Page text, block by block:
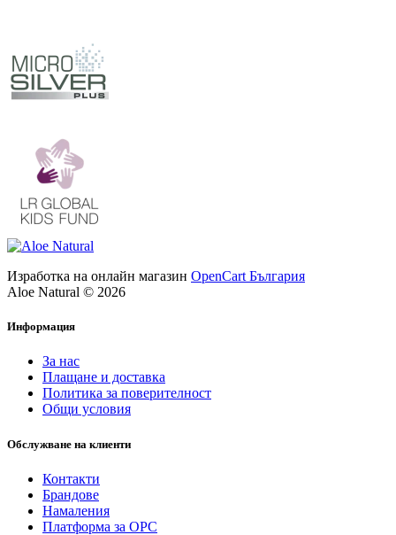
Изработка на онлайн магазин OpenCart България
Aloe Natural © 2026
Информация
За нас
Плащане и доставка
Политика за поверителност
Общи условия
Обслужване на клиенти
Контакти
Брандове
Намаления
Платформа за ОРС